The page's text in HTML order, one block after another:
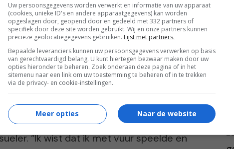
“Ik hield het gewoon niet meer en voor ik
en keek hem aan. Hij hield zijn blik
aan de kant. Ik zoende hem
de opwinding gierde door mijn lijf.”
Rianne en Ray weer samen. De
“Ik wist dat ik met vuur speelde en
Uw persoonsgegevens worden verwerkt en informatie van uw apparaat
(cookies, unieke ID's en andere apparaatgegevens) kan worden
opgeslagen door, geopend door en gedeeld met 332 partners of
specifiek door deze site worden gebruikt. Wij en onze partners kunnen
precieze geolocatiegegevens gebruiken. Lijst met partners.
Bepaalde leveranciers kunnen uw persoonsgegevens verwerken op basis
van gerechtvaardigd belang. U kunt hiertegen bezwaar maken door uw
opties hieronder te beheren. Zoek onderaan deze pagina of in het
sitemenu naar een link om uw toestemming te beheren of in te trekken
via de privacy- en cookie-instellingen.
Naar de website
Meer opties